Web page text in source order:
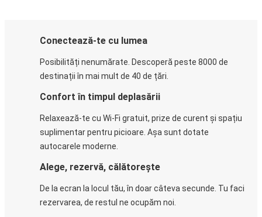
Conectează-te cu lumea
Posibilități nenumărate. Descoperă peste 8000 de
destinații în mai mult de 40 de țări.
Confort în timpul deplasării
Relaxează-te cu Wi-Fi gratuit, prize de curent și spațiu
suplimentar pentru picioare. Așa sunt dotate
autocarele moderne.
Alege, rezervă, călătorește
De la ecran la locul tău, în doar câteva secunde. Tu faci
rezervarea, de restul ne ocupăm noi.